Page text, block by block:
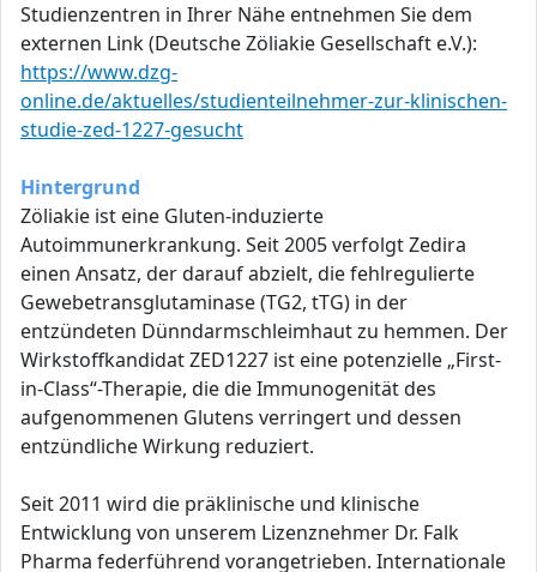
Studienzentren in Ihrer Nähe entnehmen Sie dem
externen Link (Deutsche Zöliakie Gesellschaft e.V.):
https://www.dzg-
online.de/aktuelles/studienteilnehmer-zur-klinischen-
studie-zed-1227-gesucht
Hintergrund
Zöliakie ist eine Gluten-induzierte
Autoimmunerkrankung. Seit 2005 verfolgt Zedira
einen Ansatz, der darauf abzielt, die fehlregulierte
Gewebetransglutaminase (TG2, tTG) in der
entzündeten Dünndarmschleimhaut zu hemmen. Der
Wirkstoffkandidat ZED1227 ist eine potenzielle „First-
in-Class“-Therapie, die die Immunogenität des
aufgenommenen Glutens verringert und dessen
entzündliche Wirkung reduziert.
Seit 2011 wird die präklinische und klinische
Entwicklung von unserem Lizenznehmer Dr. Falk
Pharma federführend vorangetrieben. Internationale